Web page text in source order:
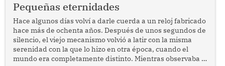
reflexionar sobre la importancia de fortalecer las políticas
públicas dirigidas a los adultos mayores en pobreza.
Pequeñas eternidades
Hace algunos días volví a darle cuerda a un reloj fabricado
hace más de ochenta años. Después de unos segundos de
silencio, el viejo mecanismo volvió a latir con la misma
serenidad con la que lo hizo en otra época, cuando el
mundo era completamente distinto. Mientras observaba el